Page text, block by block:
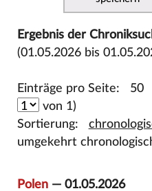
Ergebnis der
(01.05.2026 bis
Einträge pro Seite: 50
von 1)
Sortierung:
umgekehrt
Polen— 01.05.2026